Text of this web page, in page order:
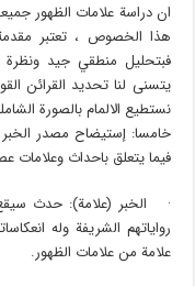
ان دراسة علامات الظهور
هذا الخصوص ، تعتبر
فبتحليل منطقي جيد
يتسنى لنا تحديد القرائن
نستطيع الالمام بالصورة
خامسا: إستيضاح مصدر الخبر
فيما يتعلق باحداث وعلامات
· الخبر (علامة): حدث
رواياتهم الشريفة وله
علامة من علامات الظهور.